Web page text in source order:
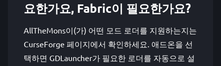
요한가요, Fabric이 필요한가요?
AllTheMons이(가) 어떤 모드 로더를 지원하는지는
CurseForge 페이지에서 확인하세요. 애드온을 선
택하면 GDLauncher가 필요한 로더를 자동으로 설